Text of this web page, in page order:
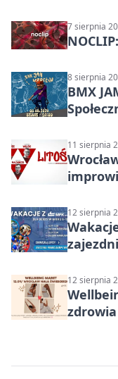
7 sierpnia
8 sierpnia
BMX
11 sierpnia
12 sierpnia
zajezdni
12 sierpnia
zdrowia